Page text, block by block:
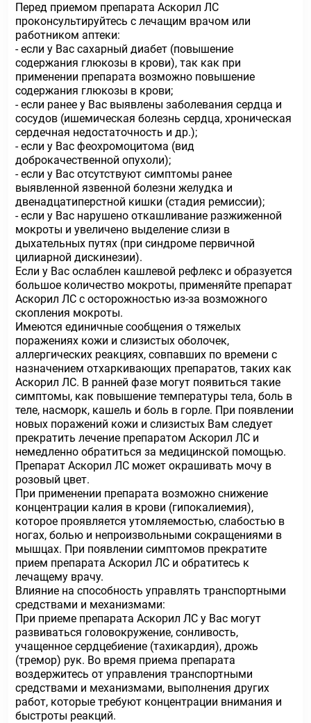
Перед приемом препарата Аскорил ЛС
проконсультируйтесь с лечащим врачом или
работником аптеки:
- если у Вас сахарный диабет (повышение
содержания глюкозы в крови), так как при
применении препарата возможно повышение
содержания глюкозы в крови;
- если ранее у Вас выявлены заболевания сердца и
сосудов (ишемическая болезнь сердца, хроническая
сердечная недостаточность и др.);
- если у Вас феохромоцитома (вид
доброкачественной опухоли);
- если у Вас отсутствуют симптомы ранее
выявленной язвенной болезни желудка и
двенадцатиперстной кишки (стадия ремиссии);
- если у Вас нарушено откашливание разжиженной
мокроты и увеличено выделение слизи в
дыхательных путях (при синдроме первичной
цилиарной дискинезии).
Если у Вас ослаблен кашлевой рефлекс и образуется
большое количество мокроты, применяйте препарат
Аскорил ЛС с осторожностью из-за возможного
скопления мокроты.
Имеются единичные сообщения о тяжелых
поражениях кожи и слизистых оболочек,
аллергических реакциях, совпавших по времени с
назначением отхаркивающих препаратов, таких как
Аскорил ЛС. В ранней фазе могут появиться такие
симптомы, как повышение температуры тела, боль в
теле, насморк, кашель и боль в горле. При появлении
новых поражений кожи и слизистых Вам следует
прекратить лечение препаратом Аскорил ЛС и
немедленно обратиться за медицинской помощью.
Препарат Аскорил ЛС может окрашивать мочу в
розовый цвет.
При применении препарата возможно снижение
концентрации калия в крови (гипокалиемия),
которое проявляется утомляемостью, слабостью в
ногах, болью и непроизвольными сокращениями в
мышцах. При появлении симптомов прекратите
прием препарата Аскорил ЛС и обратитесь к
лечащему врачу.
Влияние на способность управлять транспортными
средствами и механизмами:
При приеме препарата Аскорил ЛС у Вас могут
развиваться головокружение, сонливость,
учащенное сердцебиение (тахикардия), дрожь
(тремор) рук. Во время приема препарата
воздержитесь от управления транспортными
средствами и механизмами, выполнения других
работ, которые требуют концентрации внимания и
быстроты реакций.